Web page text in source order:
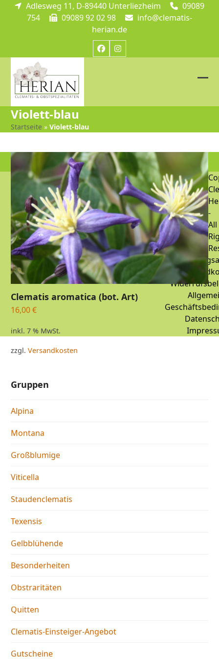
Skip
Adlesweg 11, D-89440 Unterliezheim
09089
754
09089 92 02 98
info@clematis-
herian.de
FacebookInstagram
Violett-blau
Startseite »Violett-blau
Clematis aromatica (bot. Art)
16,00€
inkl. 7 % MwSt.
zzgl.Versandkosten
Gruppen
Alpina
Montana
Großblumige
Viticella
Staudenclematis
Texensis
Gelbblühende
Besonderheiten
Obstraritäten
Quitten
Clematis-Einsteiger-Angebot
Gutscheine
-
All